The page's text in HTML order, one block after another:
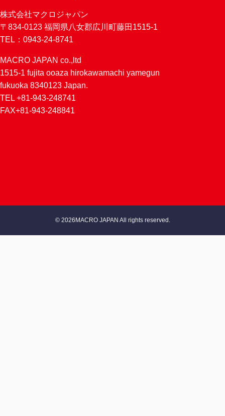
株式会社マクロジャパン
〒834-0123 福岡県八女郡広川町藤田1515-1
TEL：0943-24-8741
MACRO JAPAN co.,ltd
1515-1 fujita ooaza hirokawamachi yamegun
fukuoka 8340123 Japan.
TEL +81-943-248741
FAX+81-943-248841
© 2026MACRO JAPAN All rights reserved.